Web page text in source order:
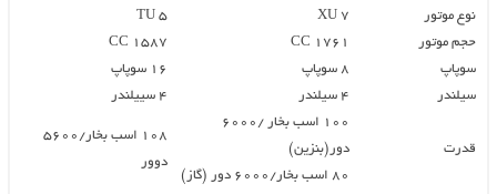
نوع موتور
XU 7
TU 5
حجم موتور
۱۷۶۱ CC
۱۵۸۷ CC
سوپاپ
۸ سوپاپ
۱۶ سوپاپ
سیلندر
۴ سیلندر ۴ سییلندر
قدرت
۱۰۰ اسب بخار /۶۰۰۰
دور(بنزین)
۸۰ اسب بخار/۶۰۰۰ دور (گاز)
۱۰۸ اسب بخار/۵۶۰۰
دوور